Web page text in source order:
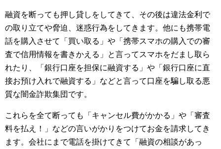
融資を断っても押し貸しをしてきて、その後は違法金利で
の取り立てや脅迫、迷惑行為をしてきます。他にも携帯電
話を購入させて「買い取る」や「携帯スマホの購入での審
査で信用情報を書きかえる」と言ってスマホをだまし取ら
れたり、「銀行口座を担保に融資する」や「銀行口座に直
接お預け入れで融資する」などと言って口座を騙し取る悪
質な闇金詐欺集団です。
これらを全て断っても「キャンセル費がかかる」や「審査
料を払え！」などの言いがかりをつけてお金を請求してき
ます。会社にまで電話を掛けてきて「融資の相談があっ